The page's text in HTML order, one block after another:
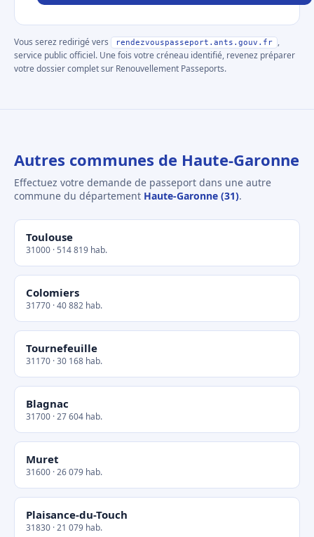
Vous serez redirigé vers rendezvouspasseport.ants.gouv.fr
,
service public officiel. Une fois votre créneau identifié, revenez préparer
votre dossier complet sur Renouvellement Passeports.
Autres communes de Haute-Garonne
Effectuez votre demande de passeport dans une autre
commune du département Haute-Garonne (31).
Toulouse
31000 · 514 819 hab.
Colomiers
31770 · 40 882 hab.
Tournefeuille
31170 · 30 168 hab.
Blagnac
31700 · 27 604 hab.
Muret
31600 · 26 079 hab.
Plaisance-du-Touch
31830 · 21 079 hab.